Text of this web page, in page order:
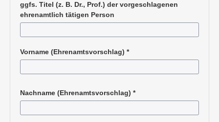
ggfs. Titel (z. B. Dr., Prof.) der vorgeschlagenen
ehrenamtlich tätigen Person
Vorname (Ehrenamtsvorschlag) *
Nachname (Ehrenamtsvorschlag) *